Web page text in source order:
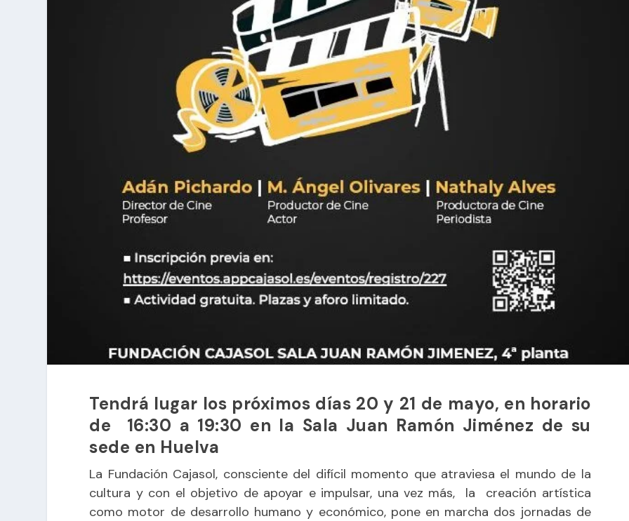
Tendrá lugar los próximos días 20 y 21 de mayo, en horario
de 16:30 a 19:30 en la Sala Juan Ramón Jiménez de su
sede en Huelva
La Fundación Cajasol, consciente del difícil momento que atraviesa el mundo de la
cultura y con el objetivo de apoyar e impulsar, una vez más, la creación artística
como motor de desarrollo humano y económico, pone en marcha dos jornadas de